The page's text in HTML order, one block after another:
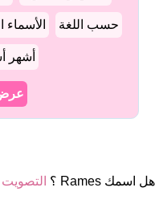
حسب اللغة الأسماء
أشهر
عرض
هل اسمك Rames ؟